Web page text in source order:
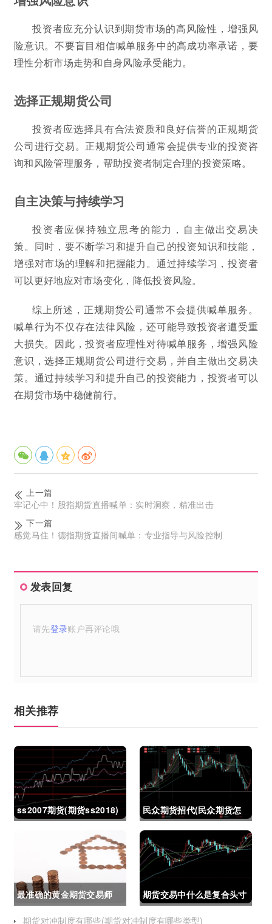
投资者应充分认识到期货市场的高风险性，增强风
险意识。不要盲目相信喊单服务中的高成功率承诺，要
理性分析市场走势和自身风险承受能力。
选择正规期货公司
投资者应选择具有合法资质和良好信誉的正规期货
公司进行交易。正规期货公司通常会提供专业的投资咨
询和风险管理服务，帮助投资者制定合理的投资策略。
自主决策与持续学习
投资者应保持独立思考的能力，自主做出交易决
策。同时，要不断学习和提升自己的投资知识和技能，
增强对市场的理解和把握能力。通过持续学习，投资者
可以更好地应对市场变化，降低投资风险。
综上所述，正规期货公司通常不会提供喊单服务。
喊单行为不仅存在法律风险，还可能导致投资者遭受重
大损失。因此，投资者应理性对待喊单服务，增强风险
意识，选择正规期货公司进行交易，并自主做出交易决
策。通过持续学习和提升自己的投资能力，投资者可以
在期货市场中稳健前行。
上一篇
牢记心中！股指期货直播喊单：实时洞察，精准出击
下一篇
感觉马住！德指期货直播间喊单：专业指导与风险控制
发表回复
请先登录账户再评论哦
相关推荐
ss2007期货(期货ss2018)
民众期货招代(民众期货怎
么了)
最准确的黄金期货交易师
(最准确的黄金期货交易师
期货交易中什么是复合头寸
(期货交易中什么是复合头
期货对冲制度有哪些(期货对冲制度有哪些类型)